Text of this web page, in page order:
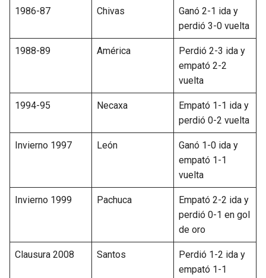
1986-87 Chivas
Ganó 2-1 ida y
perdió 3-0 vuelta
1988-89 América
Perdió 2-3 ida y
empató 2-2
vuelta
1994-95 Necaxa
Empató 1-1 ida y
perdió 0-2 vuelta
Invierno 1997 León
Ganó 1-0 ida y
empató 1-1
vuelta
Invierno 1999 Pachuca
Empató 2-2 ida y
perdió 0-1 en gol
de oro
Clausura 2008 Santos
Perdió 1-2 ida y
empató 1-1